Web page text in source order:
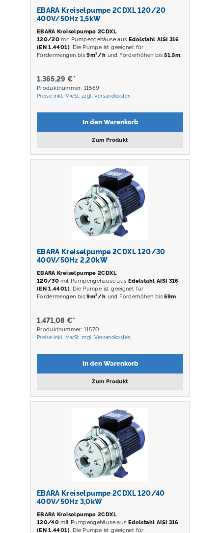
EBARA Kreiselpumpe 2CDXL 120/20
400V/50Hz 1,5kW
EBARA Kreiselpumpe 2CDXL
120/20 mit Pumpengehäuse aus Edelstahl AISI 316
(EN 1.4401). Die Pumpe ist geeignet für
Fördermengen bis9m³/h und Förderhöhen bis51,5m.
1.365,29 €*
Produktnummer: 11569
Preise inkl. MwSt. zzgl. Versandkosten
In den Warenkorb
Zum Produkt
EBARA Kreiselpumpe 2CDXL 120/30
400V/50Hz 2,20kW
EBARA Kreiselpumpe 2CDXL
120/30 mit Pumpengehäuse aus Edelstahl AISI 316
(EN 1.4401). Die Pumpe ist geeignet für
Fördermengen bis9m³/h und Förderhöhen bis59m.
1.471,08 €*
Produktnummer: 11570
Preise inkl. MwSt. zzgl. Versandkosten
In den Warenkorb
Zum Produkt
EBARA Kreiselpumpe 2CDXL 120/40
400V/50Hz 3,0kW
EBARA Kreiselpumpe 2CDXL
120/40 mit Pumpengehäuse aus Edelstahl AISI 316
(EN 1.4401). Die Pumpe ist geeignet für